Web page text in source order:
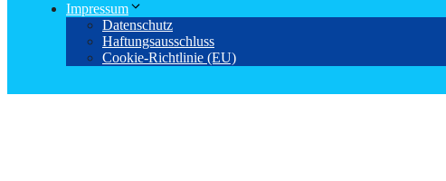
Impressum
Datenschutz
Haftungsausschluss
Cookie-Richtlinie (EU)